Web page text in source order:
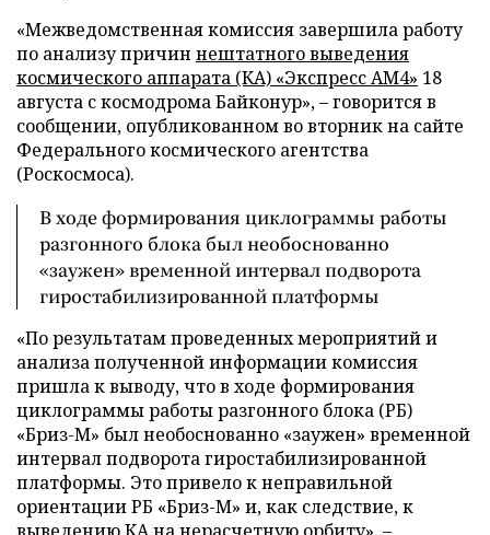
«Межведомственная комиссия завершила работу
по анализу причин нештатного выведения
космического аппарата (КА) «Экспресс АМ4» 18
августа с космодрома Байконур», – говорится в
сообщении, опубликованном во вторник на сайте
Федерального космического агентства
(Роскосмоса).
В ходе формирования циклограммы работы
разгонного блока был необоснованно
«заужен» временной интервал подворота
гиростабилизированной платформы
«По результатам проведенных мероприятий и
анализа полученной информации комиссия
пришла к выводу, что в ходе формирования
циклограммы работы разгонного блока (РБ)
«Бриз-М» был необоснованно «заужен» временной
интервал подворота гиростабилизированной
платформы. Это привело к неправильной
ориентации РБ «Бриз-М» и, как следствие, к